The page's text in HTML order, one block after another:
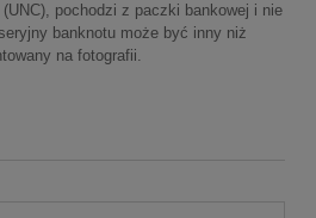
pochodzi z paczki bankowej i nie
banknotu może być inny niż
na fotografii.
kosztów płatności